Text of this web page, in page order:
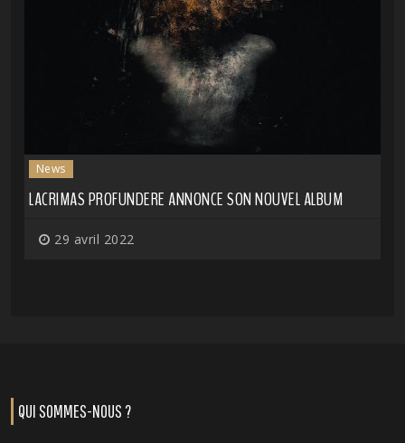
News
LACRIMAS PROFUNDERE ANNONCE SON NOUVEL ALBUM
29 avril 2022
QUI SOMMES-NOUS ?